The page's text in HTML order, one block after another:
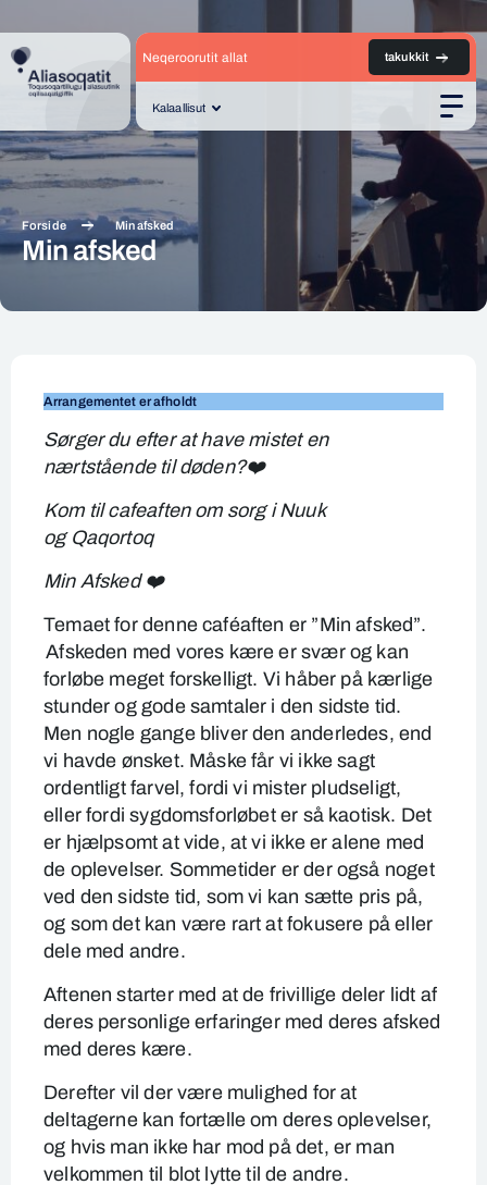
Kalaallisut
Neqeroorutit allat takukkit
Forside Min afsked
Min afsked
Arrangementet er afholdt
Sørger du efter at have mistet en
nærtstående til døden?❤️
Kom til cafeaften om sorg i Nuuk
og Qaqortoq
Min Afsked ❤️
Temaet for denne caféaften er ”Min afsked”.
Afskeden med vores kære er svær og kan
forløbe meget forskelligt. Vi håber på kærlige
stunder og gode samtaler i den sidste tid.
Men nogle gange bliver den anderledes, end
vi havde ønsket. Måske får vi ikke sagt
ordentligt farvel, fordi vi mister pludseligt,
eller fordi sygdomsforløbet er så kaotisk. Det
er hjælpsomt at vide, at vi ikke er alene med
de oplevelser. Sommetider er der også noget
ved den sidste tid, som vi kan sætte pris på,
og som det kan være rart at fokusere på eller
dele med andre.
Aftenen starter med at de frivillige deler lidt af
deres personlige erfaringer med deres afsked
med deres kære.
Derefter vil der være mulighed for at
deltagerne kan fortælle om deres oplevelser,
og hvis man ikke har mod på det, er man
velkommen til blot lytte til de andre.